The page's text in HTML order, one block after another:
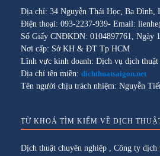
Địa chỉ: 34 Nguyễn Thái Học, Ba Đình,
Điện thoại: 093-2237-939- Email:
Số Giấy CNĐKDN: 0104897761, Ngày
Nơi cấp: Sở KH & ĐT Tp HCM
Lĩnh vực kinh doanh: Dịch vụ dịch thuật
Địa chỉ tên miền: dichthuatsaigon.net
Tên người chịu trách nhiệm: Nguyễn
TỪ KHOÁ TÌM KIẾM VỀ DỊCH
Dịch thuật chuyên nghiệp Công ty dịch